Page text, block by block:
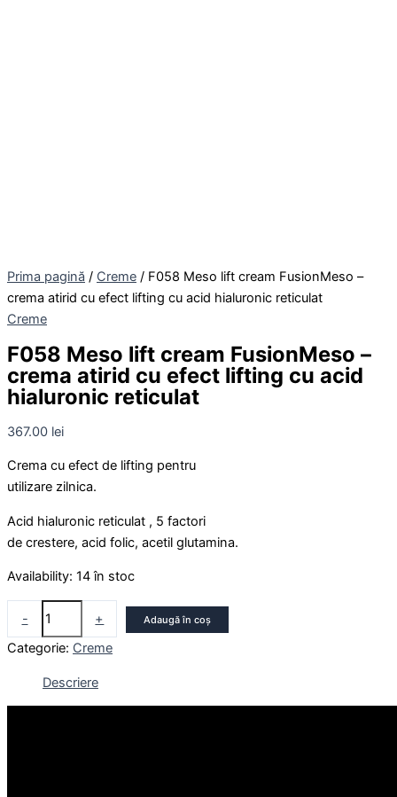
Prima pagină / Creme / F058 Meso lift cream FusionMeso –
crema atirid cu efect lifting cu acid hialuronic reticulat
Creme
F058 Meso lift cream FusionMeso –
crema atirid cu efect lifting cu acid
hialuronic reticulat
367.00 lei
Crema cu efect de lifting pentru
utilizare zilnica.
Acid hialuronic reticulat , 5 factori
de crestere, acid folic, acetil glutamina.
Availability: 14 în stoc
- + Adaugă în coș
Categorie: Creme
Descriere